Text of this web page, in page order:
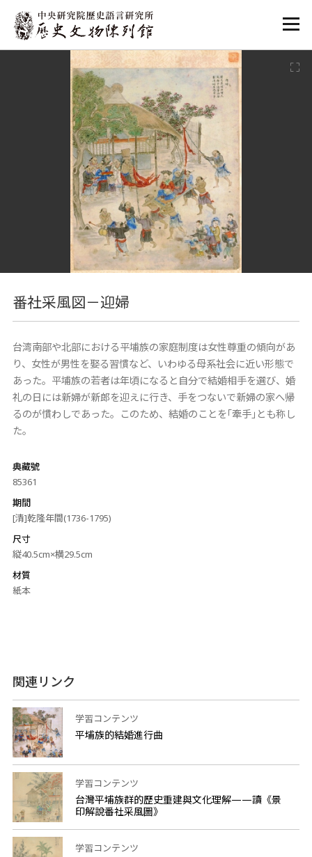
:::
番社采風図－迎婦
台湾南部や北部における平埔族の家庭制度は女性尊重の傾向があ
り、女性が男性を娶る習慣など、いわゆる母系社会に近い形態で
あった。平埔族の若者は年頃になると自分で結婚相手を選び、婚
礼の日には新婦が新郎を迎えに行き、手をつないで新婦の家へ帰
るのが慣わしであった。このため、結婚のことを｢牽手｣とも称し
た。
典藏號
85361
期間
[清]乾隆年間(1736-1795)
尺寸
縦40.5cm×横29.5cm
材質
紙本
関連リンク
学習コンテンツ
平埔族的結婚進行曲
学習コンテンツ
台灣平埔族群的歷史重建與文化理解——讀《景
印解說番社采風圖》
学習コンテンツ